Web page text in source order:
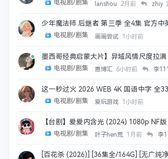
电视剧/剧集
lanshou 2月前 zhiy
少年魔法师 后继者 第三季 全4集 官方中
电视剧/剧集 画画尝试 1小时前
墨西哥经典启蒙大片】异域风情尺度拉
电视剧/剧集 惠博汇 6小时前 李111
这一秒过火 2026 WEB 4K 国语中字 全
电视剧/剧集 爱玩游戏 1小时前
【台剧】爱爱内含光 (2024) 1080p NF
电视剧/剧集 叶子hen荒 1月前 李
[百花杀 (2026)] [36集全/164G] [无广纯